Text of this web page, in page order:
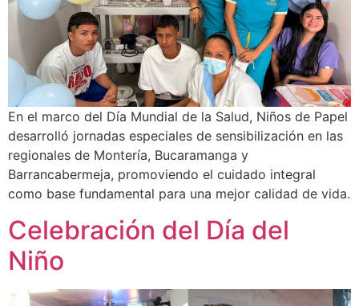
En el marco del Día Mundial de la Salud, Niños de Papel
desarrolló jornadas especiales de sensibilización en las
regionales de Montería, Bucaramanga y
Barrancabermeja, promoviendo el cuidado integral
como base fundamental para una mejor calidad de vida.
Celebración del Día del
Niño